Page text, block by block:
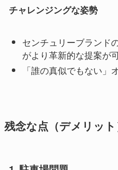
チャレンジングな姿勢
センチュリーブランド
がより革新的な提案が
「誰の真似でもない」
残念な点（デメリッ